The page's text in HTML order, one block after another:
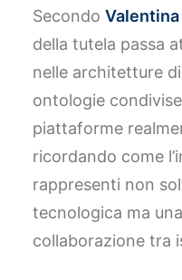
Secondo
della tutela passa
nelle architetture
ontologie
piattaforme
ricordando come
rappresenti non
tecnologica ma
collaborazione tra